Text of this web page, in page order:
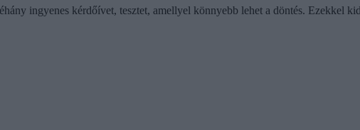
ingyenes kérdőívet, tesztet, amellyel könnyebb lehet a döntés. Ezekkel